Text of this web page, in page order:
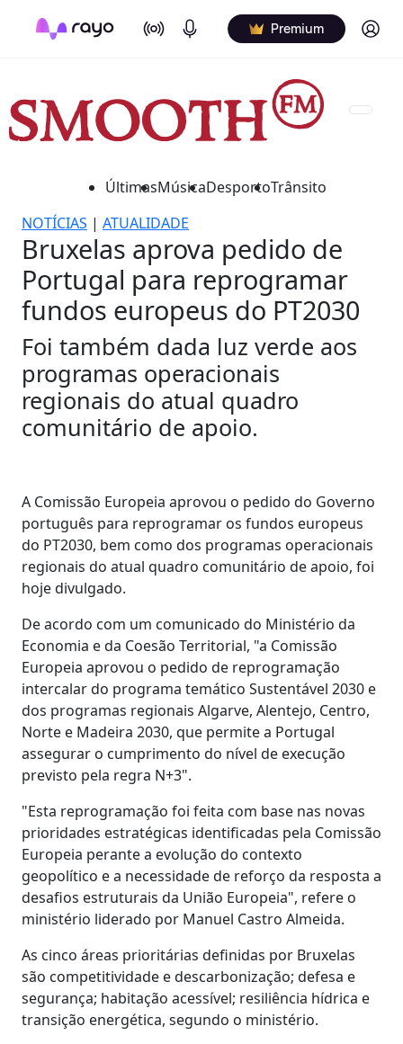
On Air Podcasts Premium Log in
ÚltimasMúsicaDesportoTrânsito
NOTÍCIAS | ATUALIDADE
Bruxelas aprova pedido de
Portugal para reprogramar
fundos europeus do PT2030
Foi também dada luz verde aos
programas operacionais
regionais do atual quadro
comunitário de apoio.
A Comissão Europeia aprovou o pedido do Governo
português para reprogramar os fundos europeus
do PT2030, bem como dos programas operacionais
regionais do atual quadro comunitário de apoio, foi
hoje divulgado.
De acordo com um comunicado do Ministério da
Economia e da Coesão Territorial, "a Comissão
Europeia aprovou o pedido de reprogramação
intercalar do programa temático Sustentável 2030 e
dos programas regionais Algarve, Alentejo, Centro,
Norte e Madeira 2030, que permite a Portugal
assegurar o cumprimento do nível de execução
previsto pela regra N+3".
"Esta reprogramação foi feita com base nas novas
prioridades estratégicas identificadas pela Comissão
Europeia perante a evolução do contexto
geopolítico e a necessidade de reforço da resposta a
desafios estruturais da União Europeia", refere o
ministério liderado por Manuel Castro Almeida.
As cinco áreas prioritárias definidas por Bruxelas
são competitividade e descarbonização; defesa e
segurança; habitação acessível; resiliência hídrica e
transição energética, segundo o ministério.